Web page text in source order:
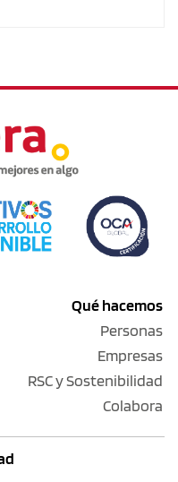
Qué hacemos
Personas
Empresas
RSC y Sostenibilidad
Colabora